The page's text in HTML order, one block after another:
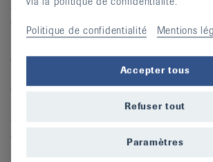
substituts de la viande comme le tofu, le
seitan ou le quorn constituent
Les produits laitiers doivent être
quantités suffisantes, car ils fournissent
la vitamine D, mais aussi du calcium et,
d’aliments donné aux animaux, des
La consommation régulière de
secondaires et des fibres alimentaires
Politique de confidentialité Mentions
Accepter tous
Refuser tout
Paramètres